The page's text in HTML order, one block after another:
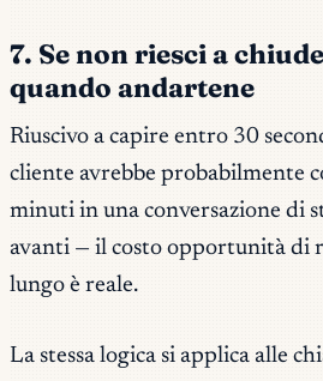
7. Se non riesci a
quando andartene
Riuscivo a capire entro 30
cliente avrebbe probabilmente
minuti in una conversazione di
avanti — il costo opportunità di
lungo è reale.
La stessa logica si applica alle